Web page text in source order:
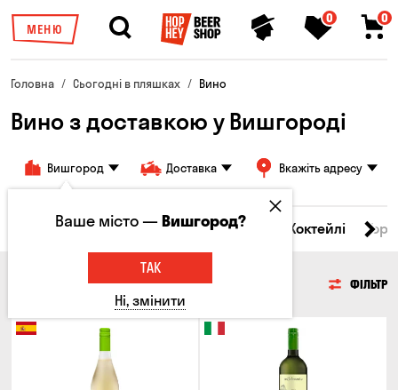
МЕНЮ
0 0
Головна Сьогодні в пляшках Вино
Вино з доставкою у Вишгороді
Вишгород Доставка Вкажіть адресу
Пиво Сидр Вино Віскі Коктейлі
ФІЛЬТР
Ваше місто —Вишгород?
ТАК
Ні, змінити